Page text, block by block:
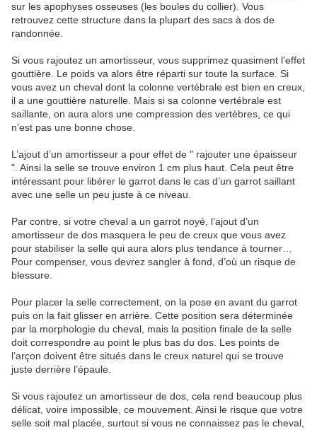
sur les apophyses osseuses (les boules du collier). Vous
retrouvez cette structure dans la plupart des sacs à dos de
randonnée.
Si vous rajoutez un amortisseur, vous supprimez quasiment l’effet
gouttière. Le poids va alors être réparti sur toute la surface. Si
vous avez un cheval dont la colonne vertébrale est bien en creux,
il a une gouttière naturelle. Mais si sa colonne vertébrale est
saillante, on aura alors une compression des vertèbres, ce qui
n’est pas une bonne chose.
L’ajout d’un amortisseur a pour effet de " rajouter une épaisseur
". Ainsi la selle se trouve environ 1 cm plus haut. Cela peut être
intéressant pour libérer le garrot dans le cas d’un garrot saillant
avec une selle un peu juste à ce niveau.
Par contre, si votre cheval a un garrot noyé, l’ajout d’un
amortisseur de dos masquera le peu de creux que vous avez
pour stabiliser la selle qui aura alors plus tendance à tourner…
Pour compenser, vous devrez sangler à fond, d’où un risque de
blessure.
Pour placer la selle correctement, on la pose en avant du garrot
puis on la fait glisser en arrière. Cette position sera déterminée
par la morphologie du cheval, mais la position finale de la selle
doit correspondre au point le plus bas du dos. Les points de
l’arçon doivent être situés dans le creux naturel qui se trouve
juste derrière l’épaule.
Si vous rajoutez un amortisseur de dos, cela rend beaucoup plus
délicat, voire impossible, ce mouvement. Ainsi le risque que votre
selle soit mal placée, surtout si vous ne connaissez pas le cheval,